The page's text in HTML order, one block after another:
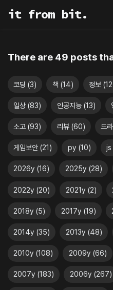
it from bit.
There are 49 posts
코딩 (3) 책 (14) 정보 (12
일상 (83) 인공지능(13)
소고 (93) 리뷰(60) 드
게임보안 (21) py (10) js
2026y (16) 2025y (28)
2022y (20) 2021y (2)
2018y (5) 2017y (19)
2014y (35) 2013y (48)
2010y (108) 2009y (66)
2007y (183) 2006y (267)